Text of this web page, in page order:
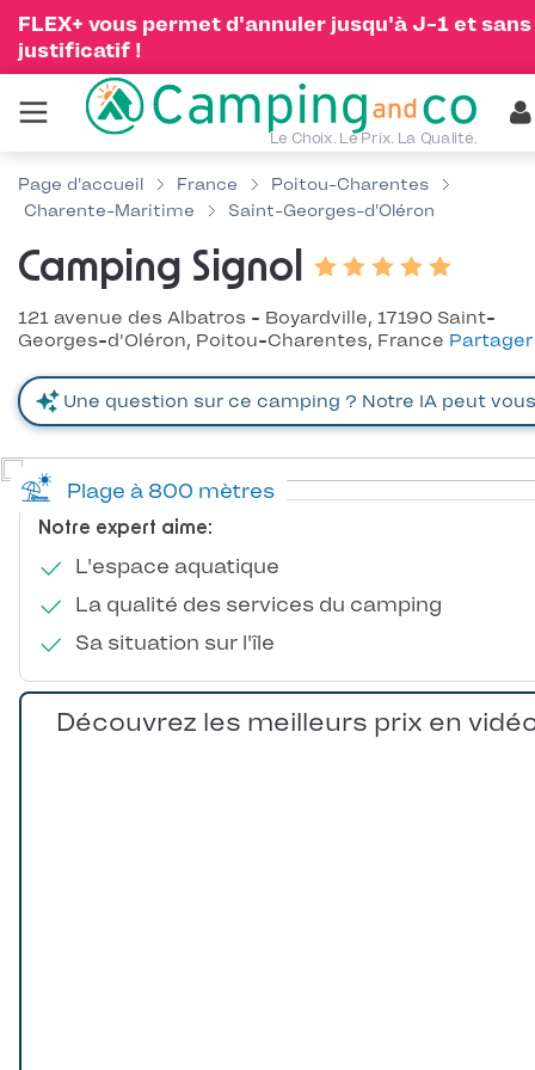
FLEX+ vous permet d'annuler jusqu'à J-1 et sans
justificatif !
Le Choix. Le Prix. La Qualité.
Page d'accueil France
Poitou-Charentes
Charente-Maritime
Saint-Georges-d'Oléron
Camping Signol
121 avenue des Albatros - Boyardville, 17190 Saint-
Georges-d'Oléron, Poitou-Charentes, France Partager
Notre expert aime:
L'espace aquatique
La qualité des services du camping
Sa situation sur l'île
Plage à 800 mètres
Découvrez les meilleurs prix en